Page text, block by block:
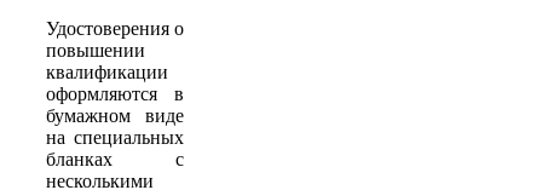
Удостоверения о
повышении
квалификации
оформляются в
бумажном виде
на специальных
бланках с
несколькими